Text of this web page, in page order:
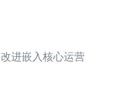
进嵌入核心运营